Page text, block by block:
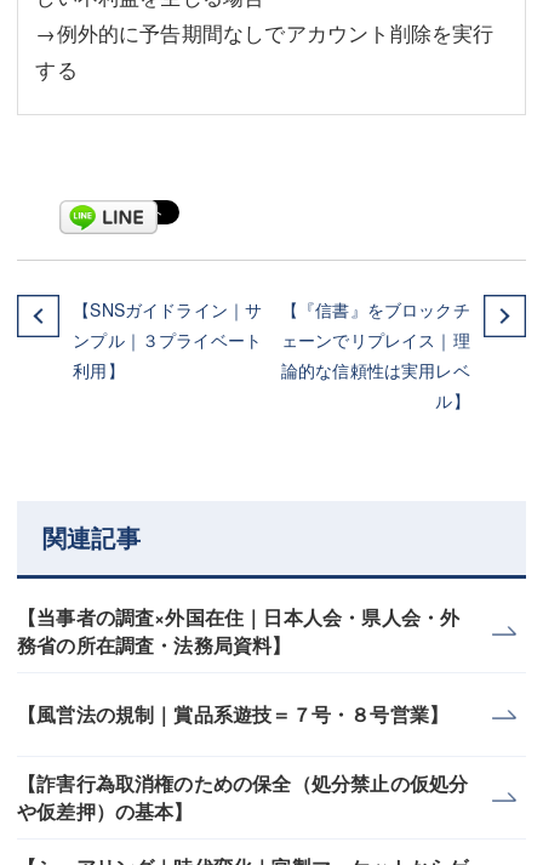
→例外的に予告期間なしでアカウント削除を実行
する
【SNSガイドライン｜サ
ンプル｜３プライベート
利用】
【『信書』をブロックチ
ェーンでリプレイス｜理
論的な信頼性は実用レベ
ル】
関連記事
【当事者の調査×外国在住｜日本人会・県人会・外
務省の所在調査・法務局資料】
【風営法の規制｜賞品系遊技＝７号・８号営業】
【詐害行為取消権のための保全（処分禁止の仮処分
や仮差押）の基本】